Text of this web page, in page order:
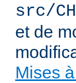
src/
et de
Mises